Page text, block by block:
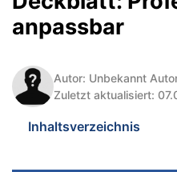
anpassbar
Autor: Unbekannt
Zuletzt aktualisiert:
Inhaltsverzeichnis